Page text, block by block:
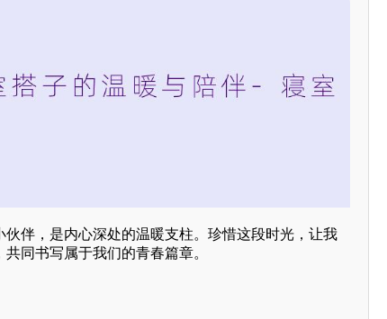
伙伴，是内心深处的温暖支柱。珍惜这段时光，让我
同书写属于我们的青春篇章。